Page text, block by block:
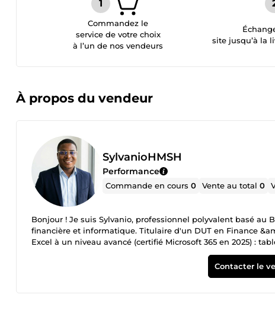
Commandez le
service de votre choix
à l’un de nos vendeurs
site jusqu’à la
À propos du vendeur
SylvanioHMSH
Performance
Commande en cours0 Vente au total0
Bonjour ! Je suis Sylvanio, professionnel polyvalent basé
financière et informatique. Titulaire d'un DUT en Finance
Excel à un niveau avancé (certifié Microsoft 365 en 2025) :
calculs, tableaux de bord et analyse financière. J'ai exercé
structures exigeantes, où rigueur, confidentialité et
Création de tableaux de bord financiers Excel sur mesure
Contacter le